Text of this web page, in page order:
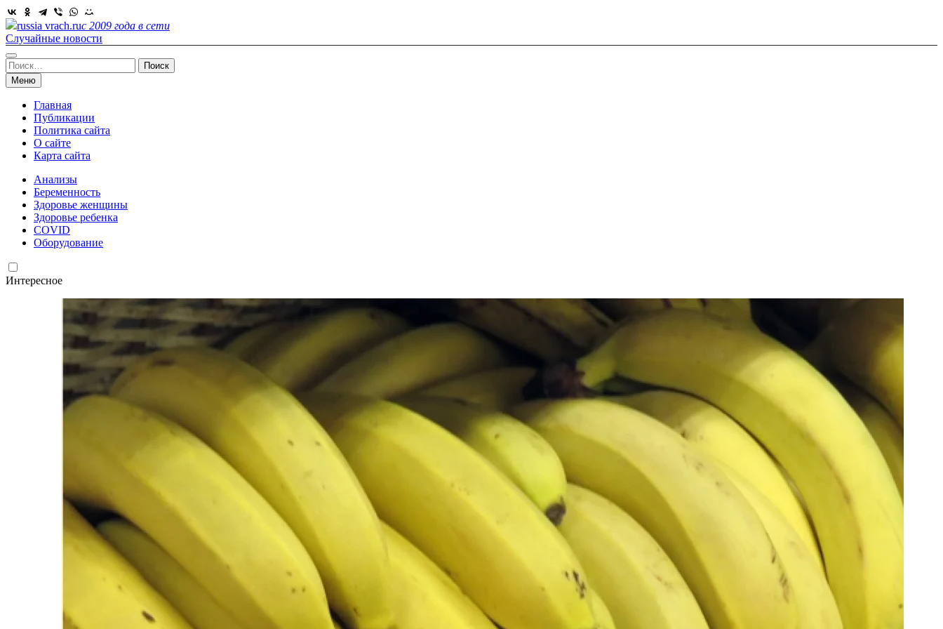
Skip
to
content
russia vrach.ruс 2009 года в сети
Случайные новости
Найти:
Меню
Главная
Публикации
Политика сайта
О сайте
Карта сайта
Анализы
Беременность
Здоровье женщины
Здоровье ребенка
COVID
Оборудование
Интересное